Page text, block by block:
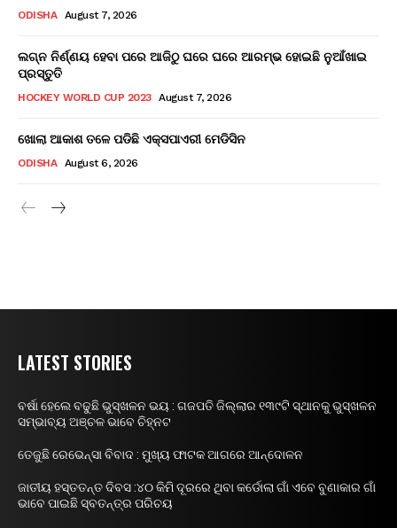
ODISHA August 7, 2026
ଲଗ୍ନ ନିର୍ଣ୍ଣୟ ହେବା ପରେ ଆଜିଠୁ ଘରେ ଘରେ ଆରମ୍ଭ ହୋଇଛି ନୁଆଁଖାଇ
ପ୍ରସ୍ତୁତି
HOCKEY WORLD CUP 2023 August 7, 2026
ଖୋଲା ଆକାଶ ତଳେ ପଡିଛି ଏକ୍ସପାଏରୀ ମେଡିସିନ
ODISHA August 6, 2026
LATEST STORIES
ବର୍ଷା ହେଲେ ବଢୁଛି ଭୁସ୍ଖଳନ ଭୟ : ଗଜପତି ଜିଲ୍ଲାର ୧୩୯ଟି ସ୍ଥାନକୁ ଭୁସ୍ଖଳନ
ସମ୍ଭାବ୍ୟ ଅଞ୍ଚଳ ଭାବେ ଚିହ୍ନଟ
ତେଜୁଛି ରେଭେନ୍ସା ବିବାଦ : ମୁଖ୍ୟ ଫାଟକ ଆଗରେ ଆନ୍ଦୋଳନ
ଜାତୀୟ ହସ୍ତତନ୍ତ ଦିବସ :୪୦ କିମି ଦୂରରେ ଥିବା କର୍ଡୋଲା ଗାଁ ଏବେ ବୁଣାକାର ଗାଁ
ଭାବେ ପାଇଛି ସ୍ବତନ୍ତ୍ର ପରିଚୟ